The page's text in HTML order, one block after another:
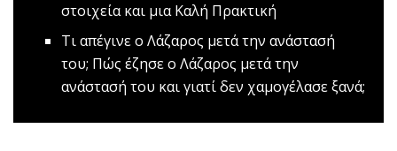
στοιχεία και μια Καλή Πρακτική
Τι απέγινε ο Λάζαρος μετά την ανάστασή
του; Πώς έζησε ο Λάζαρος μετά την
ανάστασή του και γιατί δεν χαμογέλασε ξανά;